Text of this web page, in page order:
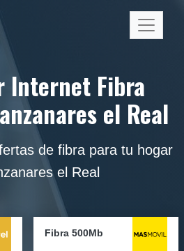
Internet Fibra
el Real
de fibra para tu hogar
el Real
Fibra 500Mb